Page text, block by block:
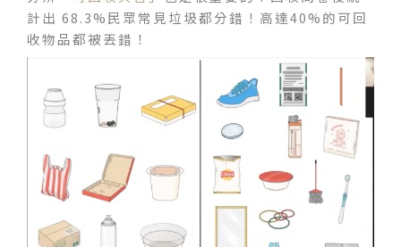
計出 68.3%民眾常見垃圾都分錯！高達40%的可回
收物品都被丟錯！